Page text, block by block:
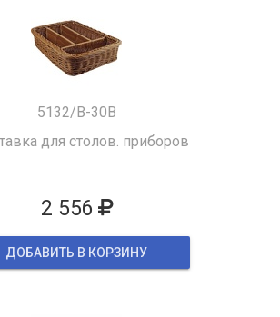
5132/B-30B
для столов. приборов
2 556
ДОБАВИТЬ В КОРЗИНУ